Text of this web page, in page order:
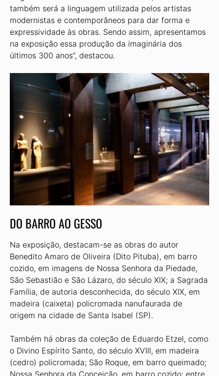
também será a linguagem utilizada pelos artistas
modernistas e contemporâneos para dar forma e
expressividade às obras. Sendo assim, apresentamos
na exposição essa produção da imaginária dos
últimos 300 anos”, destacou.
DO BARRO AO GESSO
Na exposição, destacam-se as obras do autor
Benedito Amaro de Oliveira (Dito Pituba), em barro
cozido, em imagens de Nossa Senhora da Piedade,
São Sebastião e São Lázaro, do século XIX; a Sagrada
Família, de autoria desconhecida, do século XIX, em
madeira (caixeta) policromada nanufaurada de
origem na cidade de Santa Isabel (SP).
Também há obras da coleção de Eduardo Etzel, como
o Divino Espírito Santo, do século XVIII, em madeira
(cedro) policromada; São Roque, em barro queimado;
Nossa Senhora da Conceição, em barro cozido; entre